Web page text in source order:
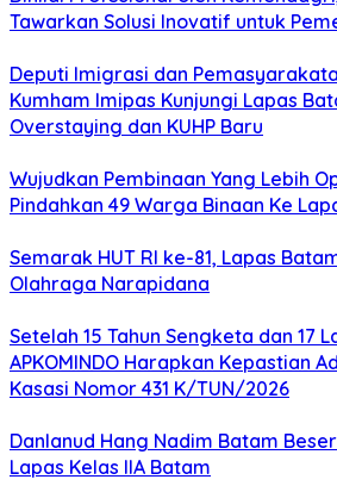
Tawarkan Solusi Inovatif untuk
Deputi Imigrasi dan
Kumham Imipas Kunjungi Lapas
Overstaying dan KUHP Baru
Wujudkan Pembinaan Yang Lebih
Pindahkan 49 Warga Binaan Ke
Semarak HUT RI ke-81, Lapas
Olahraga Narapidana
Setelah 15 Tahun Sengketa dan 17
APKOMINDO Harapkan Kepastian
Kasasi Nomor 431 K/TUN/2026
Danlanud Hang Nadim Batam
Lapas Kelas IIA Batam